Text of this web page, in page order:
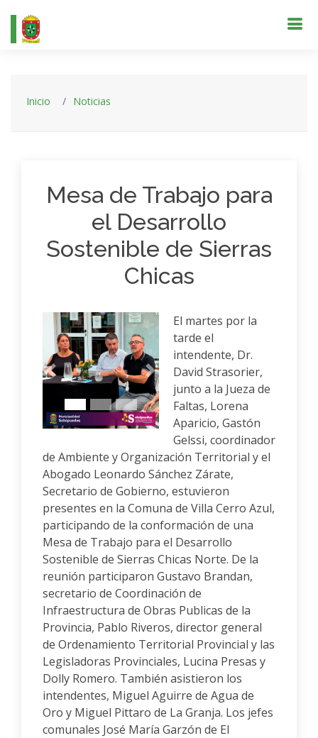
Inicio Noticias
Mesa de Trabajo para
el Desarrollo
Sostenible de Sierras
Chicas
Anterior Siguiente
El martes por la
tarde el
intendente, Dr.
David Strasorier,
junto a la Jueza de
Faltas, Lorena
Aparicio, Gastón
Gelssi, coordinador
de Ambiente y Organización Territorial y el
Abogado Leonardo Sánchez Zárate,
Secretario de Gobierno, estuvieron
presentes en la Comuna de Villa Cerro Azul,
participando de la conformación de una
Mesa de Trabajo para el Desarrollo
Sostenible de Sierras Chicas Norte. De la
reunión participaron Gustavo Brandan,
secretario de Coordinación de
Infraestructura de Obras Publicas de la
Provincia, Pablo Riveros, director general
de Ordenamiento Territorial Provincial y las
Legisladoras Provinciales, Lucina Presas y
Dolly Romero. También asistieron los
intendentes, Miguel Aguirre de Agua de
Oro y Miguel Pittaro de La Granja. Los jefes
comunales José María Garzón de El